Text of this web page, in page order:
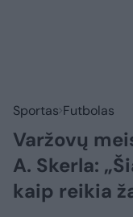
Sportas Futbolas
Varžovų
A. Skerla:
kaip reikia